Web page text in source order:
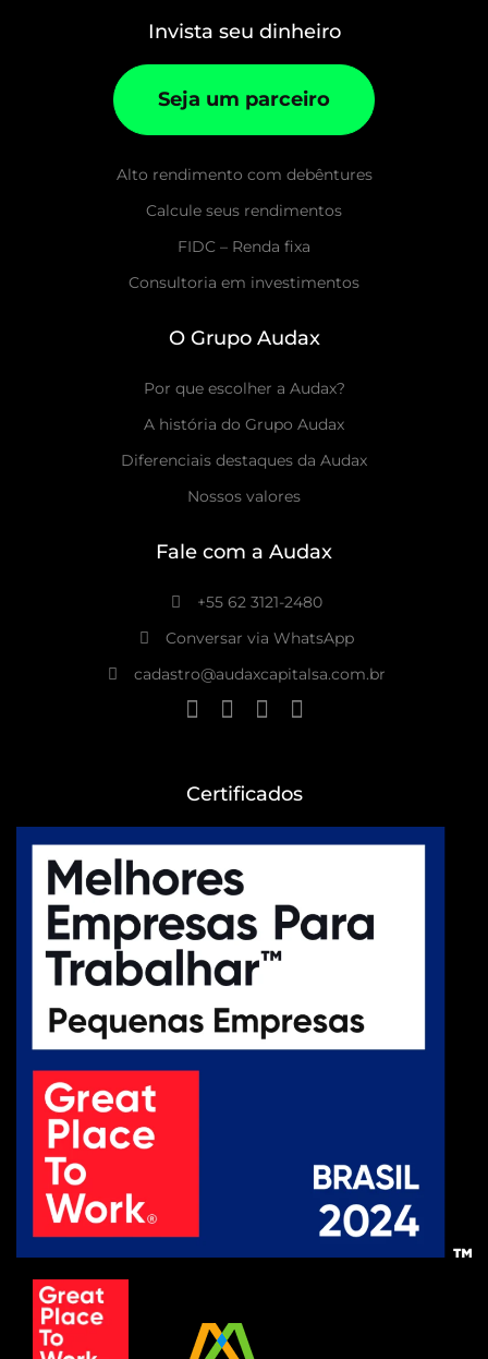
Invista seu dinheiro
Seja um parceiro
Alto rendimento com debêntures
Calcule seus rendimentos
FIDC – Renda fixa
Consultoria em investimentos
O Grupo Audax
Por que escolher a Audax?
A história do Grupo Audax
Diferenciais destaques da Audax
Nossos valores
Fale com a Audax
+55 62 3121-2480
Conversar via WhatsApp
cadastro@audaxcapitalsa.com.br
Certificados